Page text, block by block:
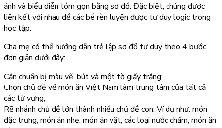
ảnh và biểu diễn tóm gọn bằng sơ đồ. Đặc biệt, chúng được
liên kết với nhau để các bé rèn luyện được tư duy logic trong
học tập.
Cha mẹ có thể hướng dẫn trẻ lập sơ đồ tư duy theo 4 bước
đơn giản dưới đây:
Cần chuẩn bị màu vẽ, bút và một tờ giấy trắng;
Chọn chủ đề về món ăn Việt Nam làm trung tâm của tất cả
các từ vựng;
Rẽ nhánh chủ đề lớn thành nhiều chủ đề con. Ví dụ như: món
đặc trưng, món ăn nhẹ, món ăn vặt, các loại nước chấm, món ăn